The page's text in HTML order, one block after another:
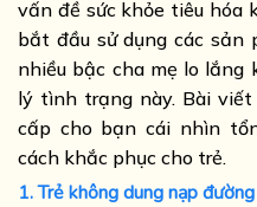
vấn đề sức khỏe tiêu hóa
bắt đầu sử dụng các sản
nhiều bậc cha mẹ lo lắng
lý tình trạng này. Bài viết
cấp cho bạn cái nhìn
cách khắc phục cho trẻ.
1. Trẻ không dung nạp